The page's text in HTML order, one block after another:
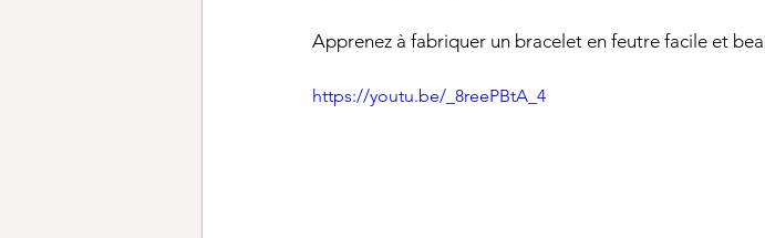
Apprenez à fabriquer un bracelet en feutre facile et
https://youtu.be/_8reePBtA_4